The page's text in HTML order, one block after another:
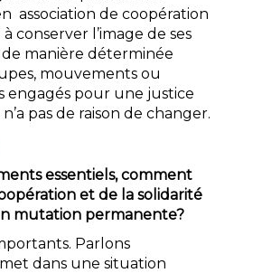
association de coopération
l’image de ses
manière déterminée
mouvements ou
engagés pour une justice
pas de raison de changer.
essentiels, comment
et de la solidarité
mutation permanente?
Parlons
dans une situation